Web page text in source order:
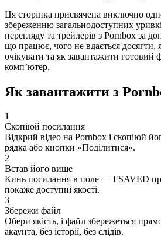
Ця сторінка присвячена виключно
збереженню загальнодоступних
перегляду та трейлерів з Pornbox за
що працює, чого не вдається досягти,
очікувати та як завантажити готовий
комп’ютер.
Як завантажити з
1
Скопіюй посилання
Відкрий відео на Pornbox і скопіюй
рядка або кнопки «Поділитися».
2
Встав його вище
Кинь посилання в поле — FSAVED
покаже доступні якості.
3
Збережи файл
Обери якість, і файл збережеться
акаунта, без історії, без слідів.